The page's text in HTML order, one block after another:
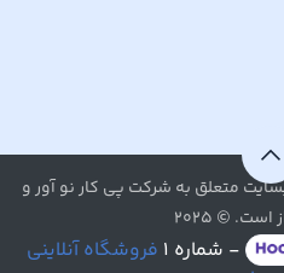
متعلق به شرکت پی کار نو آور و
© ۲۰۲۵
- شماره ۱ فروشگاه آنلاینی